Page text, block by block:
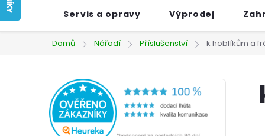
Servis a opravy Výprodej
Domů Nářadí Příslušenství k hoblíkům a
P
o